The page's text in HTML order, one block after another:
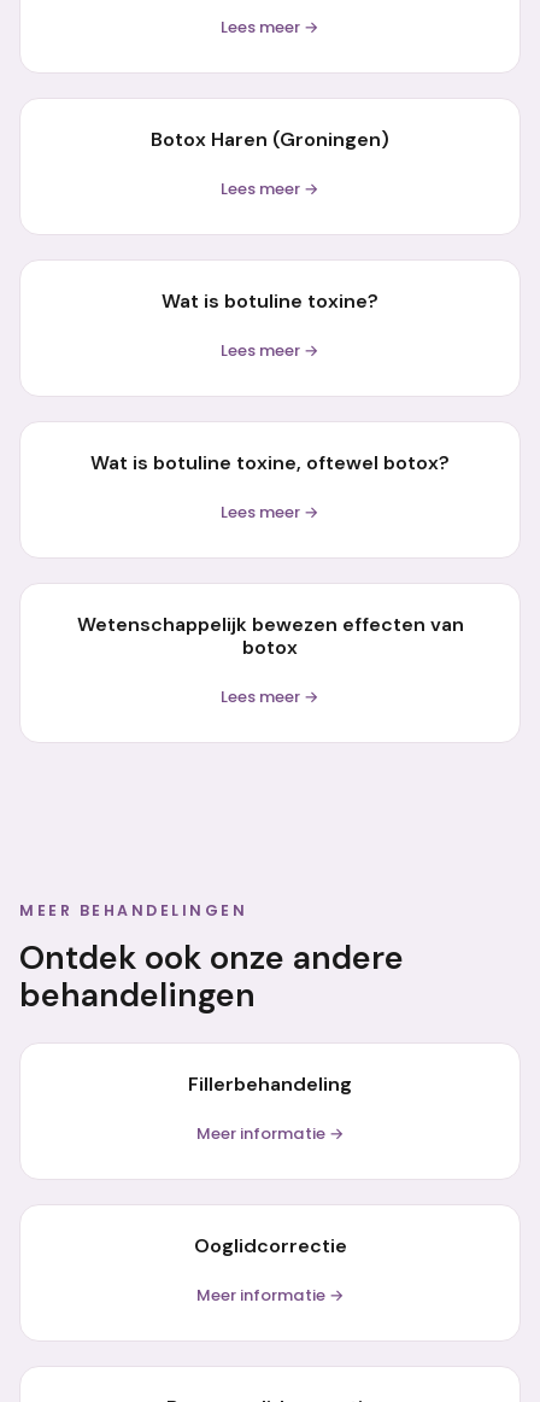
Lees meer →
Botox Haren (Groningen)
Lees meer →
Wat is botuline toxine?
Lees meer →
Wat is botuline toxine, oftewel botox?
Lees meer →
Wetenschappelijk bewezen effecten van
botox
Lees meer →
MEER BEHANDELINGEN
Ontdek ook onze andere
behandelingen
Fillerbehandeling
Meer informatie →
Ooglidcorrectie
Meer informatie →